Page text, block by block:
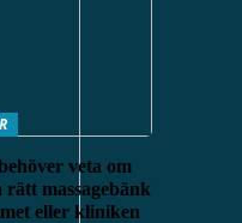
veta om
massagebänk
eller kliniken